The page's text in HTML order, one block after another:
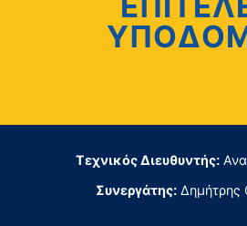
Τεχνικός Διευθυντής:
Συνεργάτης: Δημήτρης